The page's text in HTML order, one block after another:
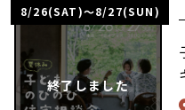
8/26(SAT)〜8/27(SUN)
終了しました